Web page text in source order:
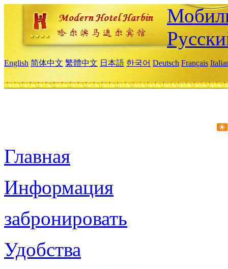
English 简体中文 繁體中文 日本語 한국어 Deutsch Français
Главная
Информация
забронировать
Удобства